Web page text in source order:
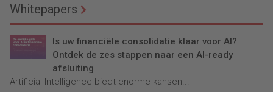
Whitepapers
Is uw financiële consolidatie klaar voor AI?
Ontdek de zes stappen naar een AI-ready
afsluiting
Artificial Intelligence biedt enorme kansen...